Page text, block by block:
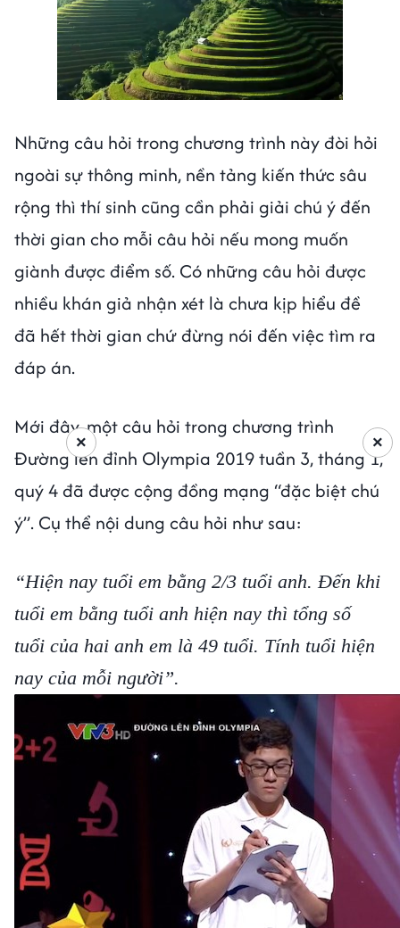
Những câu hỏi trong chương trình này đòi hỏi
ngoài sự thông minh, nền tảng kiến thức sâu
rộng thì thí sinh cũng cần phải giải chú ý đến
thời gian cho mỗi câu hỏi nếu mong muốn
giành được điểm số. Có những câu hỏi được
nhiều khán giả nhận xét là chưa kịp hiểu đề
đã hết thời gian chứ đừng nói đến việc tìm ra
đáp án.
Mới đây, một câu hỏi trong chương trình
Đường lên đỉnh Olympia 2019 tuần 3, tháng 1,
quý 4 đã được cộng đồng mạng “đặc biệt chú
ý”. Cụ thể nội dung câu hỏi như sau:
“Hiện nay tuổi em bằng 2/3 tuổi anh. Đến khi
tuổi em bằng tuổi anh hiện nay thì tổng số
tuổi của hai anh em là 49 tuổi. Tính tuổi hiện
nay của mỗi người”.
×
×